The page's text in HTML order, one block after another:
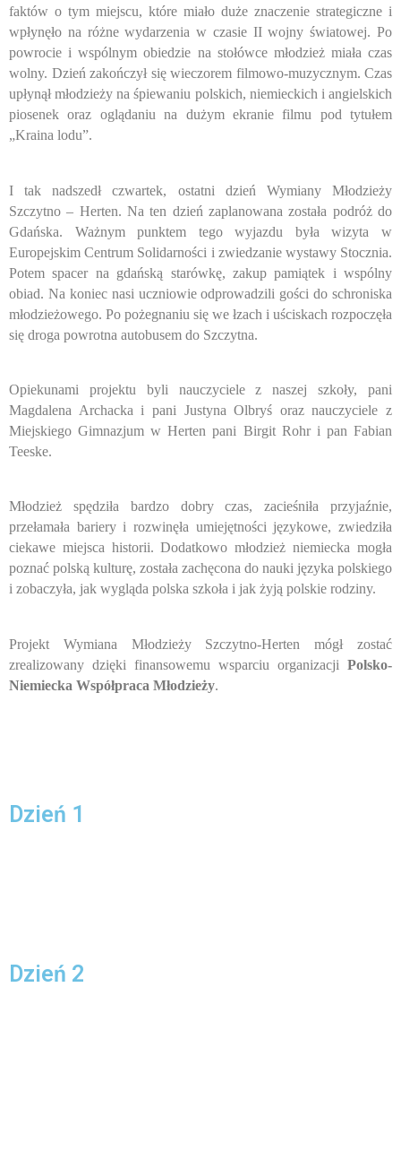
faktów o tym miejscu, które miało duże znaczenie strategiczne i
wpłynęło na różne wydarzenia w czasie II wojny światowej. Po
powrocie i wspólnym obiedzie na stołówce młodzież miała czas
wolny. Dzień zakończył się wieczorem filmowo-muzycznym. Czas
upłynął młodzieży na śpiewaniu polskich, niemieckich i angielskich
piosenek oraz oglądaniu na dużym ekranie filmu pod tytułem
„Kraina lodu”.
I tak nadszedł czwartek, ostatni dzień Wymiany Młodzieży
Szczytno – Herten. Na ten dzień zaplanowana została podróż do
Gdańska. Ważnym punktem tego wyjazdu była wizyta w
Europejskim Centrum Solidarności i zwiedzanie wystawy Stocznia.
Potem spacer na gdańską starówkę, zakup pamiątek i wspólny
obiad. Na koniec nasi uczniowie odprowadzili gości do schroniska
młodzieżowego. Po pożegnaniu się we łzach i uściskach rozpoczęła
się droga powrotna autobusem do Szczytna.
Opiekunami projektu byli nauczyciele z naszej szkoły, pani
Magdalena Archacka i pani Justyna Olbryś oraz nauczyciele z
Miejskiego Gimnazjum w Herten pani Birgit Rohr i pan Fabian
Teeske.
Młodzież spędziła bardzo dobry czas, zacieśniła przyjaźnie,
przełamała bariery i rozwinęła umiejętności językowe, zwiedziła
ciekawe miejsca historii. Dodatkowo młodzież niemiecka mogła
poznać polską kulturę, została zachęcona do nauki języka polskiego
i zobaczyła, jak wygląda polska szkoła i jak żyją polskie rodziny.
Projekt Wymiana Młodzieży Szczytno-Herten mógł zostać
zrealizowany dzięki finansowemu wsparciu organizacji Polsko-
Niemiecka Współpraca Młodzieży.
Dzień 1
Dzień 2